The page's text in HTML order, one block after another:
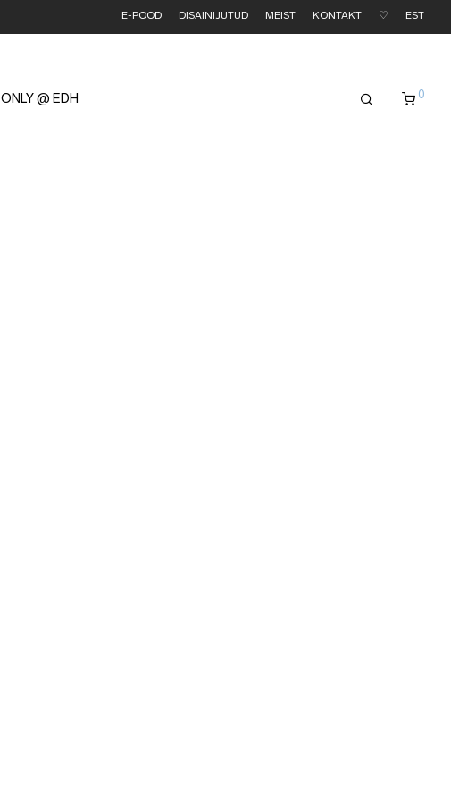
E-POOD DISAINIJUTUD MEIST KONTAKT ♡ EST
ONLY @ EDH 0